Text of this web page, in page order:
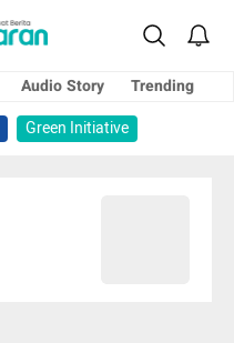
Audio Story
Trending
Green Initiative